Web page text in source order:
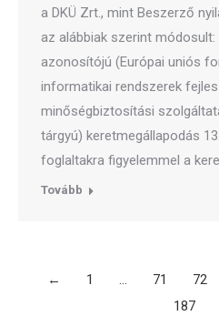
a DKÜ Zrt., mint Beszerző
az alábbiak szerint módosult:
azonosítójú (Európai uniós
informatikai rendszerek
minőségbiztosítási
tárgyú) keretmegállapodás
foglaltakra figyelemmel a
Tovább
← 1 … 71 72
187